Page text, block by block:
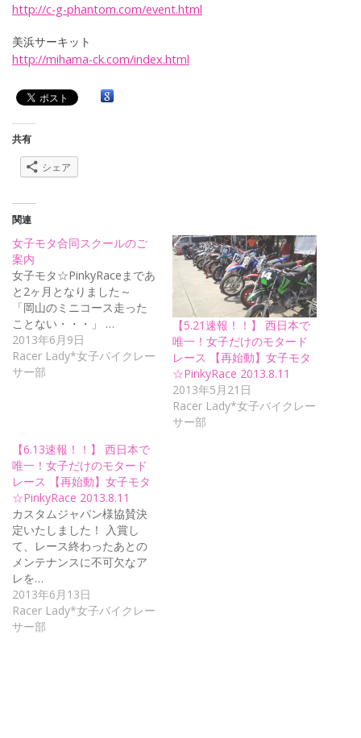
http://c-g-phantom.com/event.html
美浜サーキット
http://mihama-ck.com/index.html
共有
シェア
関連
女子モタ合同スクールのご
案内
女子モタ☆PinkyRaceまであ
と2ヶ月となりました～
「岡山のミニコース走った
ことない・・・」 …
2013年6月9日
Racer Lady*女子バイクレー
サー部
【5.21速報！！】 西日本で
唯一！女子だけのモタード
レース 【再始動】女子モタ
☆PinkyRace 2013.8.11
2013年5月21日
Racer Lady*女子バイクレー
サー部
【6.13速報！！】 西日本で
唯一！女子だけのモタード
レース 【再始動】女子モタ
☆PinkyRace 2013.8.11
カスタムジャパン様協賛決
定いたしました！ 入賞し
て、レース終わったあとの
メンテナンスに不可欠なア
レを…
2013年6月13日
Racer Lady*女子バイクレー
サー部